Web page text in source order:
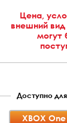
Цена,
внешний
могут
Доступно
XBOX One